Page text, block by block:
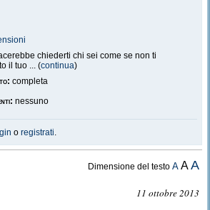
chiederti chi sei come se non ti
il tuo ... (continua)
completa
nessuno
o registrati.
Dimensione del testoA AA
11 ottobre 2013